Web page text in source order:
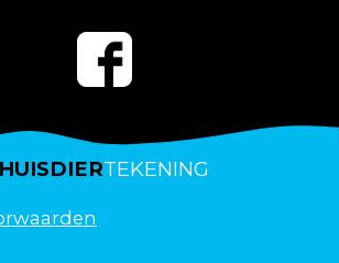
HUISDIERTEKENING